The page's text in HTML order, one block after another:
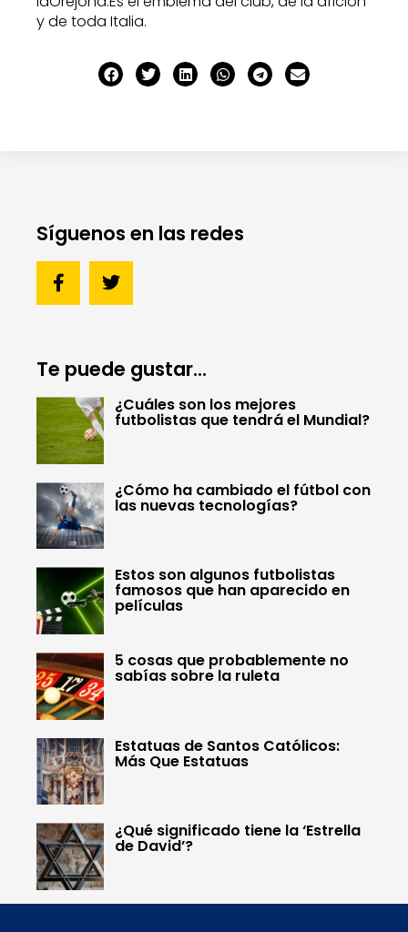
y de toda Italia.
Síguenos en las redes
Te puede gustar...
¿Cuáles son los mejores
futbolistas que tendrá el Mundial?
¿Cómo ha cambiado el fútbol con
las nuevas tecnologías?
Estos son algunos futbolistas
famosos que han aparecido en
películas
5 cosas que probablemente no
sabías sobre la ruleta
Estatuas de Santos Católicos:
Más Que Estatuas
¿Qué significado tiene la ‘Estrella
de David’?